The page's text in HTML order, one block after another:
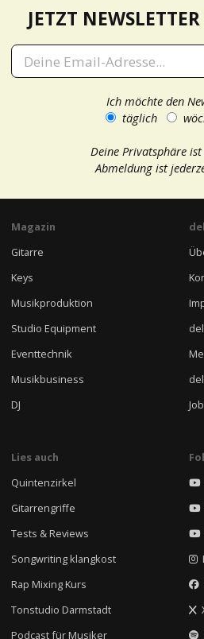
JETZT
Ich möchte den
täglich
Deine Privatsphäre
Abmeldung ist
Magazin
Gitarre
Keys
Musikproduktion
Studio Equipment
Eventtechnik
Musikbusiness
DJ
Lies auch
Quintenzirkel
Gitarrengriffe
Tests & Reviews
Songwriting klangkost
Rap Mixing Kurs
Tonstudio Darmstadt
Podcast für Musiker